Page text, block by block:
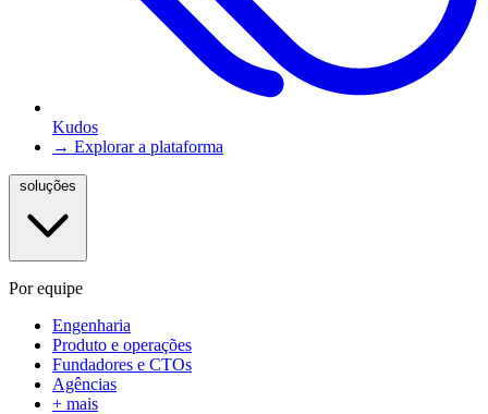
Kudos
→ Explorar a plataforma
Por equipe
Engenharia
Produto e operações
Fundadores e CTOs
Agências
+ mais